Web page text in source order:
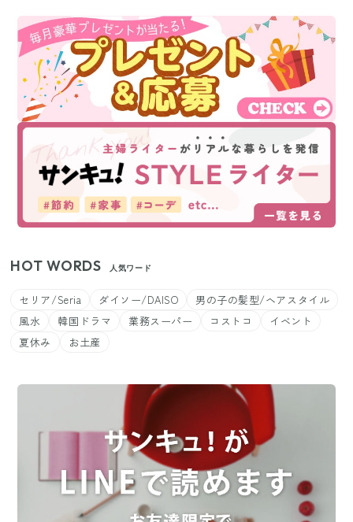
HOT WORDS 人気ワード
セリア/Seria ダイソー/DAISO
男の子の髪型/ヘアスタイル
風水
韓国ドラマ 業務スーパー コストコ
イベント
夏休み
お土産